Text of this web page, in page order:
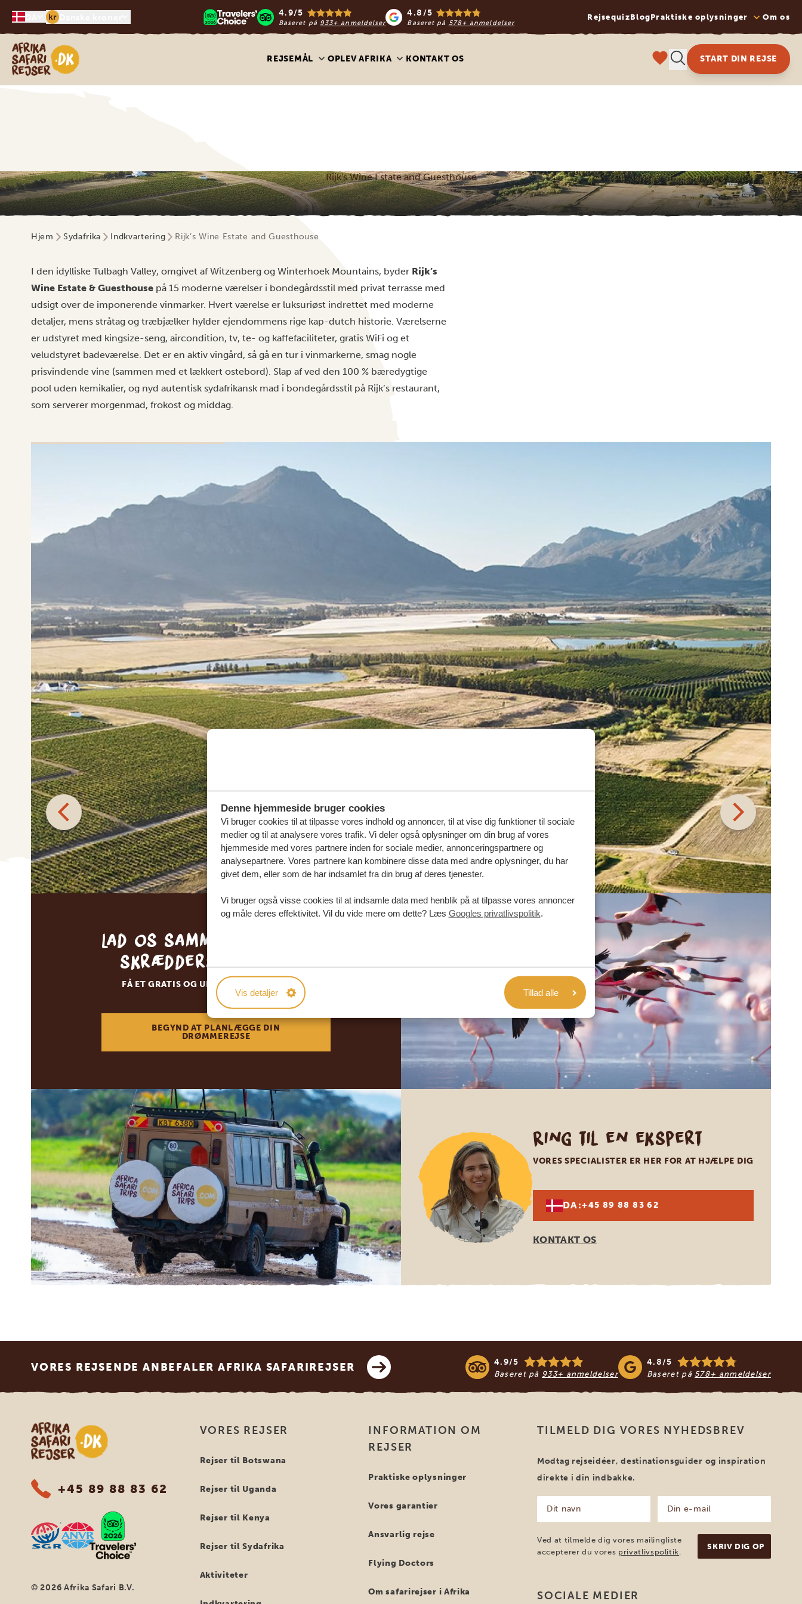
Denne hjemmeside bruger cookies
Vi bruger cookies til at tilpasse vores indhold og annoncer, til at vise dig funktioner til sociale
medier og til at analysere vores trafik. Vi deler også oplysninger om din brug af vores
hjemmeside med vores partnere inden for sociale medier, annonceringspartnere og
analysepartnere. Vores partnere kan kombinere disse data med andre oplysninger, du har
givet dem, eller som de har indsamlet fra din brug af deres tjenester.
Vi bruger også visse cookies til at indsamle data med henblik på at tilpasse vores annoncer
og måle deres effektivitet. Vil du vide mere om dette? Læs Googles privatlivspolitik.
Vis detaljer Tillad alle
kr 4.9/5
Baseret på 933+ anmeldelser
4.8/5
Baseret på 578+ anmeldelser
RejsequizBlogPraktiske oplysninger Om os
Safari-rejser i Afrika
REJSEMÅL OPLEV AFRIKA KONTAKT OS START DIN REJSE
Rijk's Wine Estate and Guesthouse
Hjem Sydafrika Indkvartering Rijk’s Wine Estate and Guesthouse
I den idylliske Tulbagh Valley, omgivet af Witzenberg og Winterhoek Mountains, byder Rijk’s
Wine Estate & Guesthouse på 15 moderne værelser i bondegårdsstil med privat terrasse med
udsigt over de imponerende vinmarker. Hvert værelse er luksuriøst indrettet med moderne
detaljer, mens stråtag og træbjælker hylder ejendommens rige kap-dutch historie. Værelserne
er udstyret med kingsize-seng, aircondition, tv, te- og kaffefaciliteter, gratis WiFi og et
veludstyret badeværelse. Det er en aktiv vingård, så gå en tur i vinmarkerne, smag nogle
prisvindende vine (sammen med et lækkert ostebord). Slap af ved den 100 % bæredygtige
pool uden kemikalier, og nyd autentisk sydafrikansk mad i bondegårdsstil på Rijk’s restaurant,
som serverer morgenmad, frokost og middag.
Lad os sammen skabe din
skræddersyede rejse
FÅ ET GRATIS OG UFORPLIGTENDE TILBUD
BEGYND AT PLANLÆGGE DIN
DRØMMEREJSE
Ring til en ekspert
VORES SPECIALISTER ER HER FOR AT HJÆLPE DIG
DA:+45 89 88 83 62
KONTAKT OS
VORES REJSENDE ANBEFALER AFRIKA SAFARIREJSER 4.9/5
Baseret på 933+ anmeldelser
4.8/5
Baseret på 578+ anmeldelser
Safari-rejser i Afrika
+45 89 88 83 62
© 2026 Afrika Safari B.V.
VORES REJSER
Rejser til Botswana
Rejser til Uganda
Rejser til Kenya
Rejser til Sydafrika
Aktiviteter
INFORMATION OM
REJSER
Praktiske oplysninger
Vores garantier
Ansvarlig rejse
Flying Doctors
Om safarirejser i Afrika
TILMELD DIG VORES NYHEDSBREV
Modtag rejseidéer, destinationsguider og inspiration
direkte i din indbakke.
navn
(Påkrævet)
mail
(Påkrævet)
Ved at tilmelde dig vores mailingliste
accepterer du vores privatlivspolitik.
SOCIALE MEDIER